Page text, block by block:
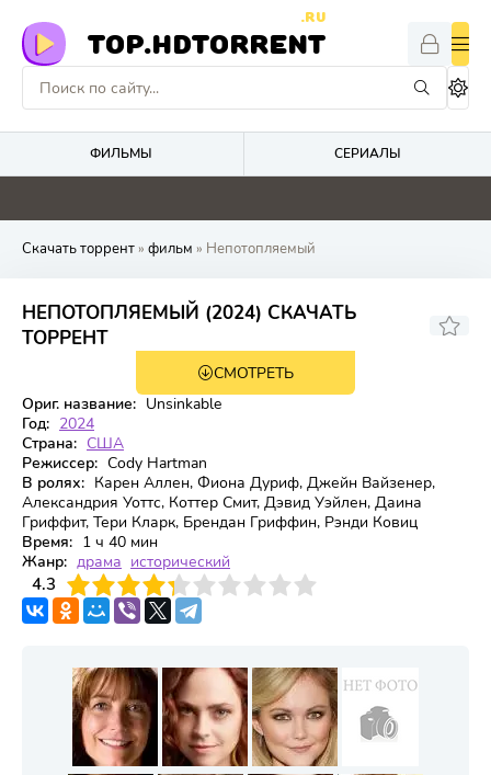
TOP.HDTORRENT
.RU
ФИЛЬМЫ СЕРИАЛЫ
4.8 0 0 0
Скачать торрент» фильм » Непотопляемый
НЕПОТОПЛЯЕМЫЙ (2024) СКАЧАТЬ
ТОРРЕНТ
5,308 5,7
СМОТРЕТЬ
Ориг. название: Unsinkable
Год: 2024
Страна: США
Режиссер: Cody Hartman
В ролях: Карен Аллен, Фиона Дуриф, Джейн Вайзенер,
Александрия Уоттс, Коттер Смит, Дэвид Уэйлен, Даина
Гриффит, Тери Кларк, Брендан Гриффин, Рэнди Ковиц
Время: 1 ч 40 мин
Жанр: драма исторический
4.3
4 6 7 8 9 10